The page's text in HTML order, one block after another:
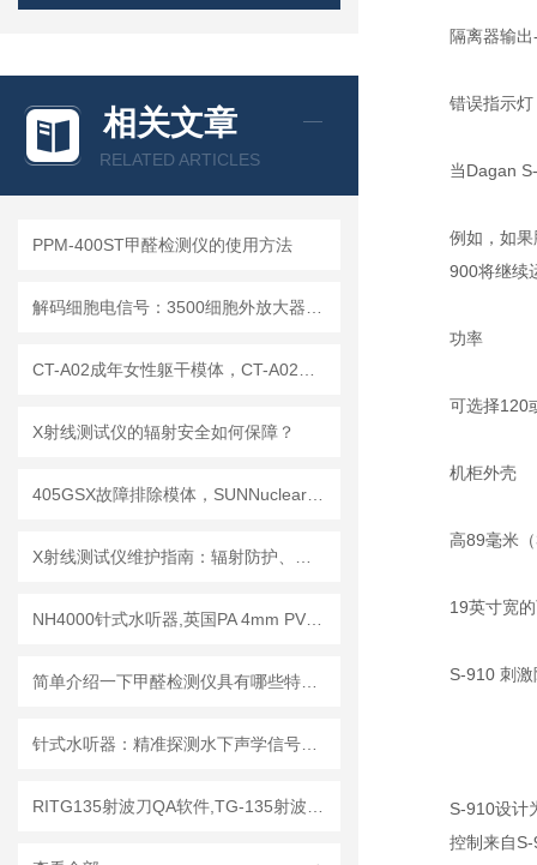
相关文章
RELATED ARTICLES
PPM-400ST甲醛检测仪的使用方法
X射线测试仪的辐射安全如何保障？
隔离器输
错误指示灯
当Dagan
例如，如
900将继续
功率
可选择120
机柜外壳
高89毫米
19英寸宽
S-910 刺
S-910设计
控制来自